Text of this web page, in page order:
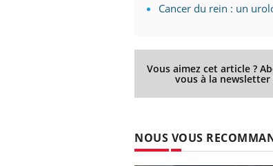
Cancer du rein : un
Vous aimez cet article ?
vous à la newsletter
NOUS VOUS